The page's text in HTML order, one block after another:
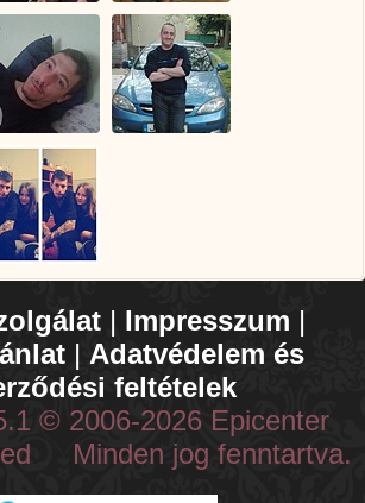
| Impresszum |
| Adatvédelem és
feltételek
© 2006-2026 Epicenter
Minden jog fenntartva.